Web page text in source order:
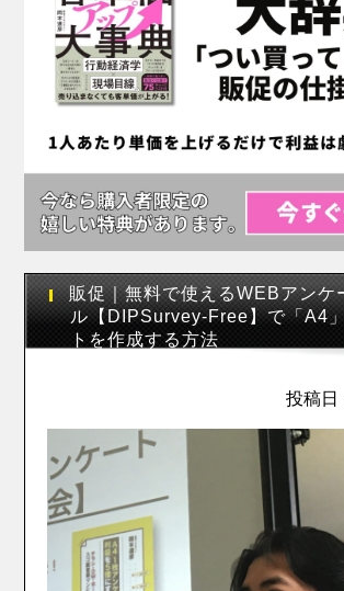
販促｜無料で使えるWEBアンケ
ル【DIPSurvey-Free】で「A4
トを作成する方法
投稿日